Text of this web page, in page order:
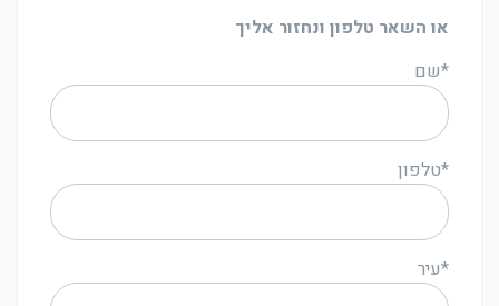
או השאר טלפון ונחזור אליך
*שם
*טלפון
*עיר